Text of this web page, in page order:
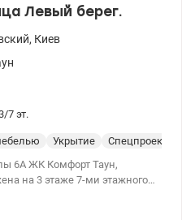
Левый берег.
, Киев
7 эт.
Укрытие Спецпроект
6А ЖК Комфорт Таун,